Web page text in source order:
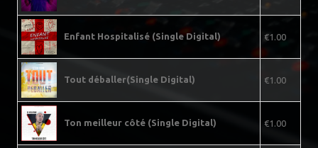
Enfant Hospitalisé (Single Digital) €1.00
Tout déballer(Single Digital) €1.00
Ton meilleur côté (Single Digital) €1.00